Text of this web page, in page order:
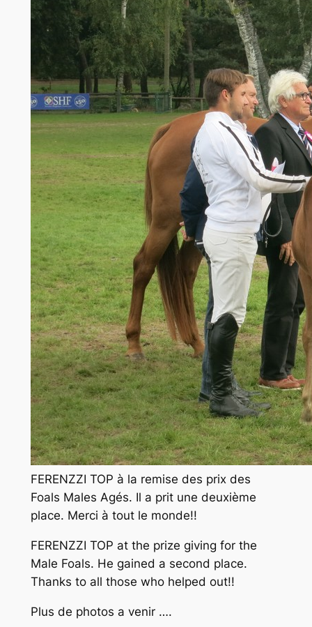
FERENZZI TOP à la remise des prix des
Foals Males Agés. Il a prit une deuxième
place. Merci à tout le monde!!
FERENZZI TOP at the prize giving for the
Male Foals. He gained a second place.
Thanks to all those who helped out!!
Plus de photos a venir ….